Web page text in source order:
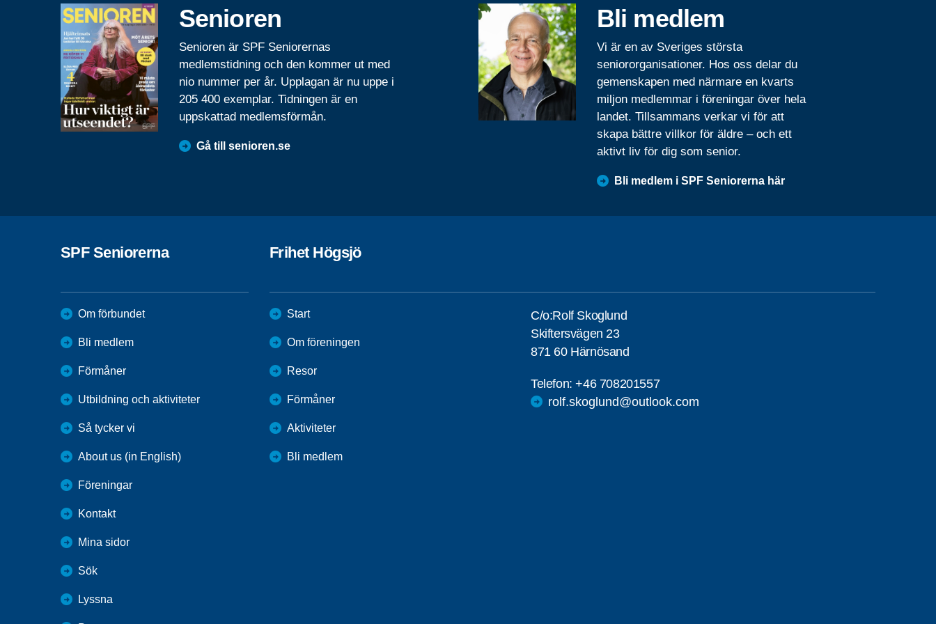
Senioren
Senioren är SPF Seniorernas
medlemstidning och den kommer ut med
nio nummer per år. Upplagan är nu uppe i
205 400 exemplar. Tidningen är en
uppskattad medlemsförmån.
Gå till senioren.se
Bli medlem
Vi är en av Sveriges största
seniororganisationer. Hos oss delar du
gemenskapen med närmare en kvarts
miljon medlemmar i föreningar över hela
landet. Tillsammans verkar vi för att
skapa bättre villkor för äldre – och ett
aktivt liv för dig som senior.
Bli medlem i SPF Seniorerna här
SPF Seniorerna
Om förbundet
Bli medlem
Förmåner
Utbildning och aktiviteter
Så tycker vi
About us (in English)
Föreningar
Kontakt
Mina sidor
Sök
Lyssna
Frihet Högsjö
Start
Om föreningen
Resor
Förmåner
Aktiviteter
Bli medlem
C/o:Rolf Skoglund
Skiftersvägen 23
871 60 Härnösand
Telefon:+46 708201557
rolf.skoglund@outlook.com